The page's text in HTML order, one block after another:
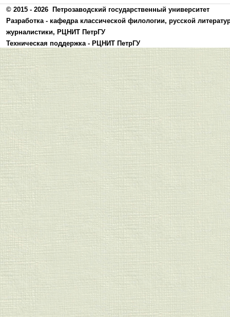
© 2015 - 2026
Петрозаводский государственный университет
Разработка - кафедра классической филологии, русской
журналистики, РЦНИТ ПетрГУ
Техническая поддержка - РЦНИТ ПетрГУ
Политика конфиденциальности